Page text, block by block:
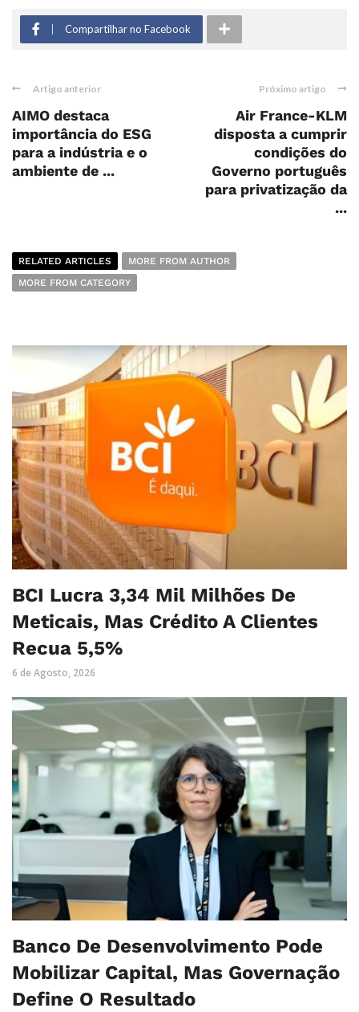
Compartilhar no Facebook
Artigo anterior
AIMO destaca
importância do ESG
para a indústria e o
ambiente de ...
Próximo artigo
Air France-KLM
disposta a cumprir
condições do
Governo português
para privatização da
...
RELATED ARTICLES
MORE FROM AUTHOR
MORE FROM CATEGORY
BCI Lucra 3,34 Mil Milhões De
Meticais, Mas Crédito A Clientes
Recua 5,5%
6 de Agosto, 2026
Banco De Desenvolvimento Pode
Mobilizar Capital, Mas Governação
Define O Resultado